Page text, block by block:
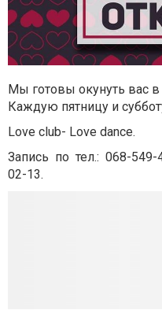
Мы готовы окунуть вас
Каждую пятницу и
Love club- Love dance.
Запись по тел.: 068-
02-13.